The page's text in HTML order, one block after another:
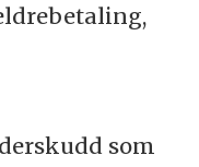
som